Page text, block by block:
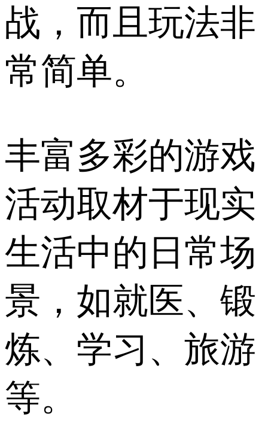
战，而且玩法非
常简单。
丰富多彩的游戏
活动取材于现实
生活中的日常场
景，如就医、锻
炼、学习、旅游
等。